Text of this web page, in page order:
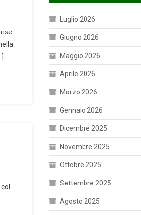
Luglio 2026
Giugno 2026
Maggio 2026
Aprile 2026
Marzo 2026
Gennaio 2026
Dicembre 2025
Novembre 2025
Ottobre 2025
Settembre 2025
Agosto 2025